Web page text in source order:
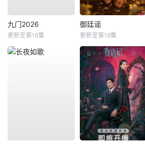
九门2026
更新至第16集
御廷谣
更新至第19集